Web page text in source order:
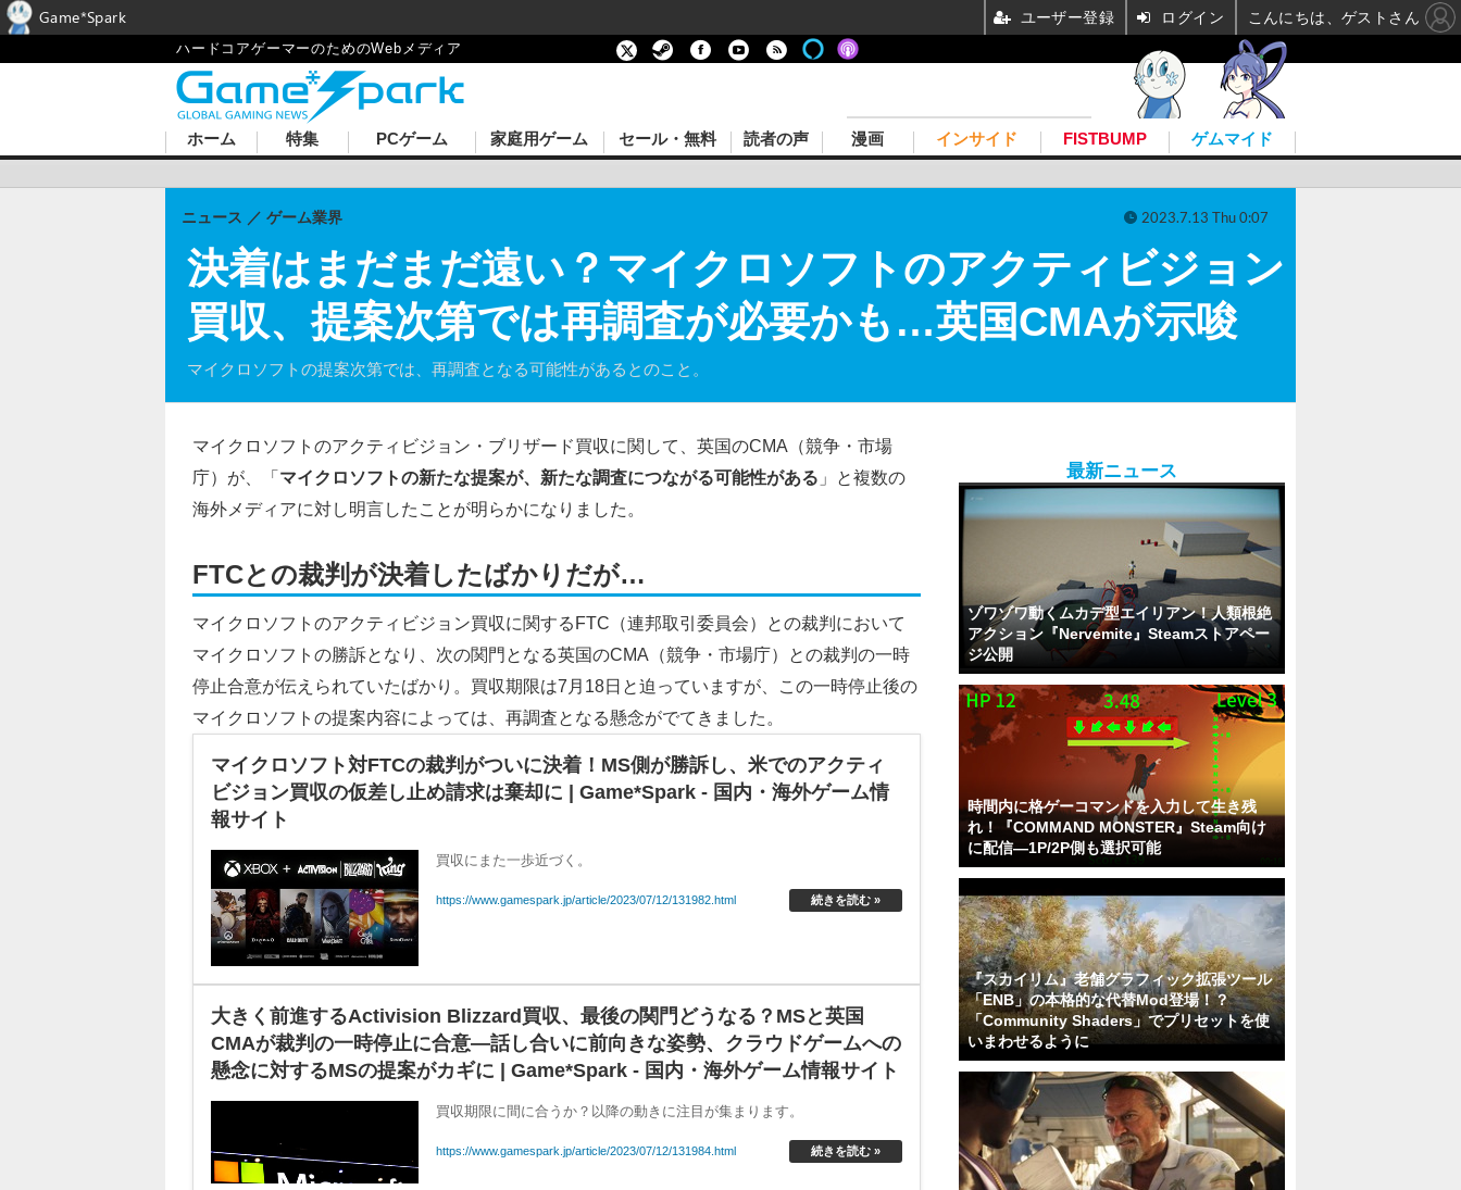
ハードコアゲーマーのためのWebメディア
ホーム 特集 PCゲーム 家庭用ゲーム セール・無料 読者の声 漫画 インサイド FISTBUMP ゲムマイド
決着はまだまだ遠い？マイクロソフトのアクティビジョン
買収、提案次第では再調査が必要かも…英国CMAが示唆
マイクロソフトの提案次第では、再調査となる可能性があるとのこと。
ニュース ゲーム業界 2023.7.13 Thu 0:07
マイクロソフトのアクティビジョン・ブリザード買収に関して、英国のCMA（競争・市場
庁）が、「マイクロソフトの新たな提案が、新たな調査につながる可能性がある 」と複数の
海外メディアに対し明言したことが明らかになりました。
FTCとの裁判が決着したばかりだが…
マイクロソフトのアクティビジョン買収に関するFTC（連邦取引委員会）との裁判において
マイクロソフトの勝訴となり、次の関門となる英国のCMA（競争・市場庁）との裁判の一時
停止合意が伝えられていたばかり。買収期限は7月18日と迫っていますが、この一時停止後の
マイクロソフトの提案内容によっては、再調査となる懸念がでてきました。
マイクロソフト対FTCの裁判がついに決着！MS側が勝訴し、米でのアクティ
ビジョン買収の仮差し止め請求は棄却に | Game*Spark - 国内・海外ゲーム情
報サイト
買収にまた一歩近づく。
https://www.gamespark.jp/article/2023/07/12/131982.html 続きを読む »
大きく前進するActivision Blizzard買収、最後の関門どうなる？MSと英国
CMAが裁判の一時停止に合意―話し合いに前向きな姿勢、クラウドゲームへの
懸念に対するMSの提案がカギに | Game*Spark - 国内・海外ゲーム情報サイト
買収期限に間に合うか？以降の動きに注目が集まります。
https://www.gamespark.jp/article/2023/07/12/131984.html 続きを読む »
最新ニュース
ゾワゾワ動くムカデ型エイリアン！人類根絶
アクション『Nervemite』Steamストアペー
ジ公開
時間内に格ゲーコマンドを入力して生き残
れ！『COMMAND MONSTER』Steam向け
に配信―1P/2P側も選択可能
『スカイリム』老舗グラフィック拡張ツール
「ENB」の本格的な代替Mod登場！？
「Community Shaders」でプリセットを使
いまわせるように
Game*Spark ユーザー登録 ログイン こんにちは、ゲストさん